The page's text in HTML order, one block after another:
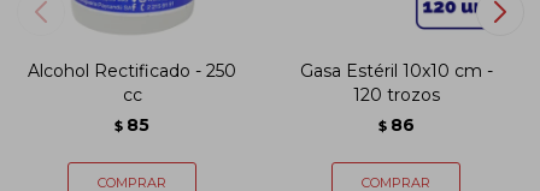
Alcohol Rectificado - 250
cc
$ 85
Gasa Estéril 10x10 cm -
120 trozos
$ 86